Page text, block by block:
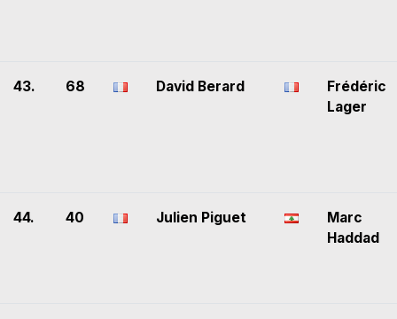
43. 68 David Berard
Frédéric
Lager
44. 40 Julien Piguet
Marc
Haddad